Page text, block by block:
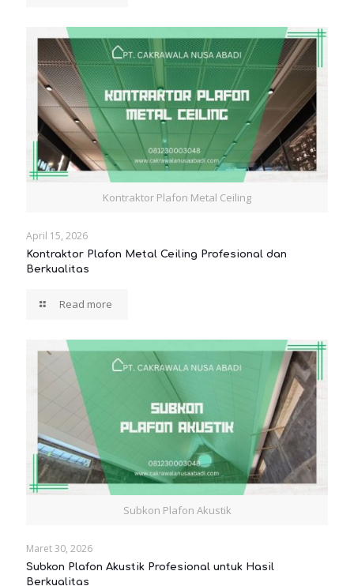
Kontraktor Plafon Metal Ceiling
April 15, 2026
Kontraktor Plafon Metal Ceiling Profesional dan
Berkualitas
Read more
Subkon Plafon Akustik
Maret 30, 2026
Subkon Plafon Akustik Profesional untuk Hasil
Berkualitas